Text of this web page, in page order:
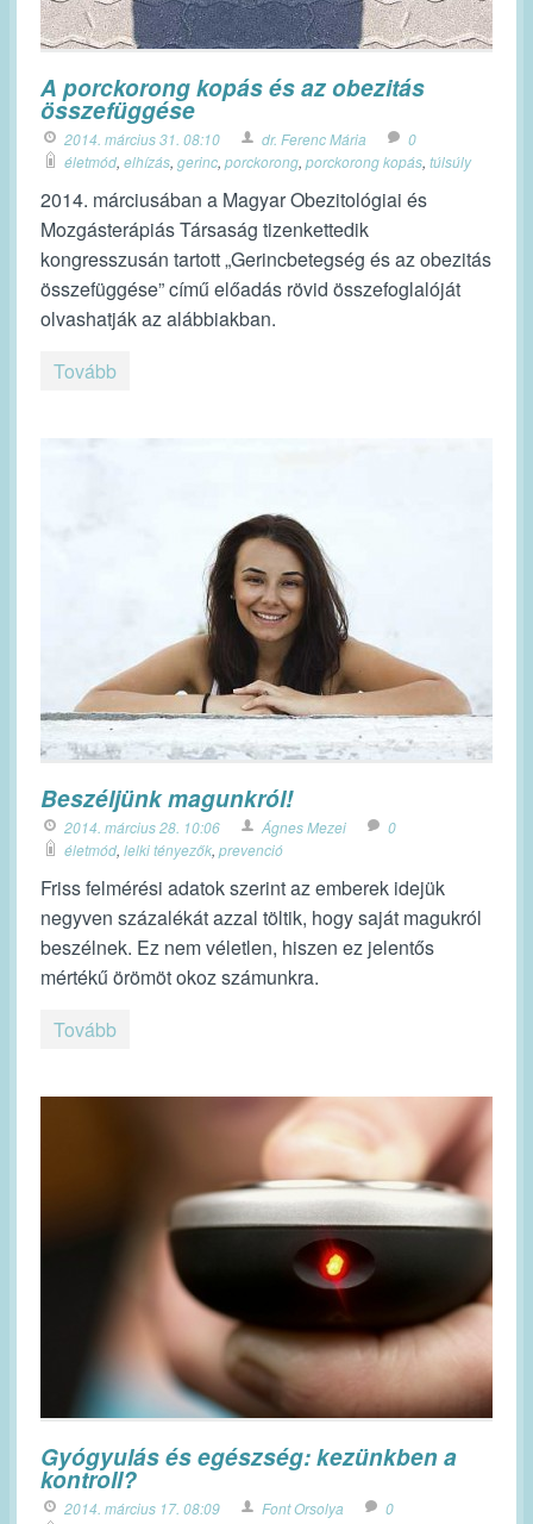
A porckorong kopás és az obezitás
összefüggése
2014. március 31. 08:10 dr. Ferenc Mária
0
életmód, elhízás, gerinc, porckorong, porckorong kopás, túlsúly
2014. márciusában a Magyar Obezitológiai és
Mozgásterápiás Társaság tizenkettedik
kongresszusán tartott „Gerincbetegség és az obezitás
összefüggése” című előadás rövid összefoglalóját
olvashatják az alábbiakban.
Tovább
Beszéljünk magunkról!
2014. március 28. 10:06 Ágnes Mezei
0
életmód, lelki tényezők, prevenció
Friss felmérési adatok szerint az emberek idejük
negyven százalékát azzal töltik, hogy saját magukról
beszélnek. Ez nem véletlen, hiszen ez jelentős
mértékű örömöt okoz számunkra.
Tovább
Gyógyulás és egészség: kezünkben a
kontroll?
2014. március 17. 08:09 Font Orsolya
0